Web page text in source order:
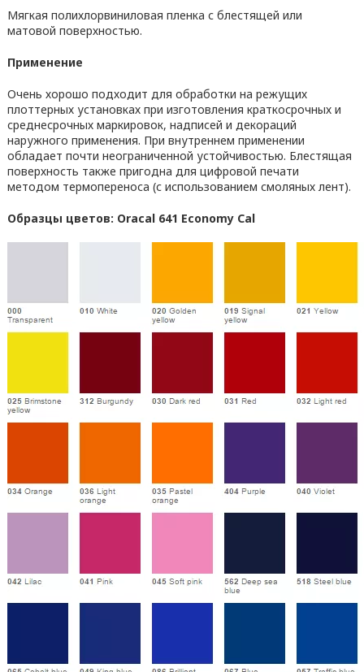
Мягкая полихлорвиниловая пленка с блестящей или
матовой поверхностью.
Применение
Очень хорошо подходит для обработки на режущих
плоттерных установках при изготовления краткосрочных и
среднесрочных маркировок, надписей и декораций
наружного применения. При внутреннем применении
обладает почти неограниченной устойчивостью. Блестящая
поверхность также пригодна для цифровой печати
методом термопереноса (с использованием смоляных лент).
Образцы цветов: Oracal 641 Economy Cal